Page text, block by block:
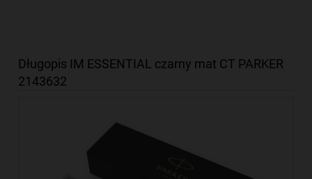
Długopis IM ESSENTIAL czarny mat CT PARKER
2143632